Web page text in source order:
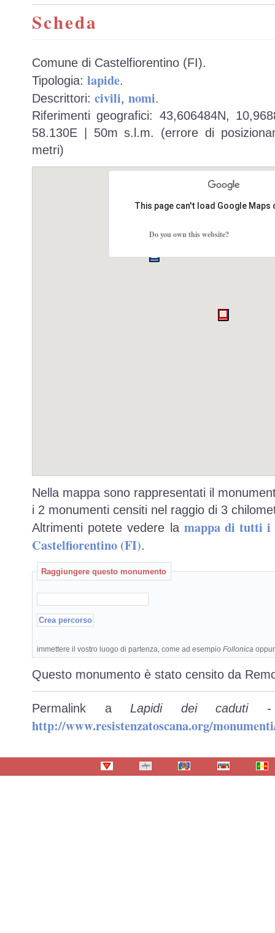
Scheda
Comune di Castelfiorentino (FI).
Tipologia: lapide.
Descrittori: civili, nomi.
Riferimenti geografici: 43,606484N,
58.130E | 50m s.l.m. (errore di
metri)
This page can't load Google
Do you own this website?
Nella mappa sono rappresentati il
i 2 monumenti censiti nel raggio di 3
Altrimenti potete vedere la mappa di tutti i
Castelfiorentino (FI).
Raggiungere questo monumento
immettere il vostro luogo di partenza, come ad esempio Follonica
Questo monumento è stato censito da
Permalink a Lapidi dei caduti -
http://www.resistenzatoscana.org/